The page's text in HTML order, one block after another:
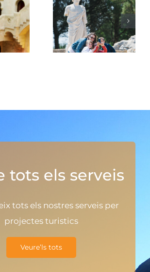
tots els serveis
tots els nostres serveis per
projectes turistics
Veure’ls tots